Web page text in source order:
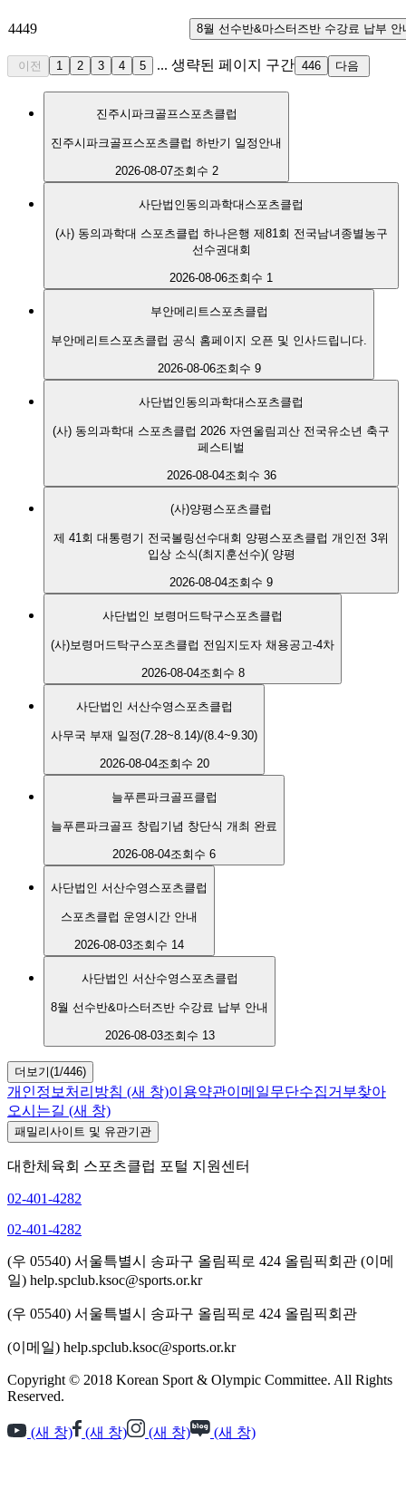
4449 8월 선수반&마스터즈반 수강료 납부 안
이전 1 2 3 4 5 ... 생략된 페이지 구간 446 다음
진주시파크골프스포츠클럽
진주시파크골프스포츠클럽 하반기 일정안내
2026-08-07조회수 2
사단법인동의과학대스포츠클럽
(사) 동의과학대 스포츠클럽 하나은행 제81회 전국남녀종별농구
선수권대회
2026-08-06조회수 1
부안메리트스포츠클럽
부안메리트스포츠클럽 공식 홈페이지 오픈 및 인사드립니다.
2026-08-06조회수 9
사단법인동의과학대스포츠클럽
(사) 동의과학대 스포츠클럽 2026 자연울림괴산 전국유소년 축구
페스티벌
2026-08-04조회수 36
(사)양평스포츠클럽
제 41회 대통령기 전국볼링선수대회 양평스포츠클럽 개인전 3위
입상 소식(최지훈선수)( 양평
2026-08-04조회수 9
사단법인 보령머드탁구스포츠클럽
(사)보령머드탁구스포츠클럽 전임지도자 채용공고-4차
2026-08-04조회수 8
사단법인 서산수영스포츠클럽
사무국 부재 일정(7.28~8.14)/(8.4~9.30)
2026-08-04조회수 20
늘푸른파크골프클럽
늘푸른파크골프 창립기념 창단식 개최 완료
2026-08-04조회수 6
사단법인 서산수영스포츠클럽
스포츠클럽 운영시간 안내
2026-08-03조회수 14
사단법인 서산수영스포츠클럽
8월 선수반&마스터즈반 수강료 납부 안내
2026-08-03조회수 13
더보기(1/446)
개인정보처리방침 (새 창)이용약관이메일무단수집거부찾아
오시는길 (새 창)
패밀리사이트 및 유관기관
대한체육회 스포츠클럽 포털 지원센터
02-401-4282
02-401-4282
(우 05540) 서울특별시 송파구 올림픽로 424 올림픽회관 (이메
일) help.spclub.ksoc@sports.or.kr
(우 05540) 서울특별시 송파구 올림픽로 424 올림픽회관
(이메일) help.spclub.ksoc@sports.or.kr
Copyright © 2018 Korean Sport & Olympic Committee. All Rights
Reserved.
(새 창) (새 창) (새 창) (새 창)